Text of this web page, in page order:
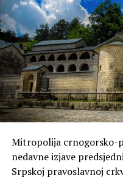
Mitropolija crnogorsko-
nedavne izjave
Srpskoj pravoslavnoj